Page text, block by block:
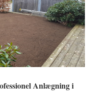
Anlægning i